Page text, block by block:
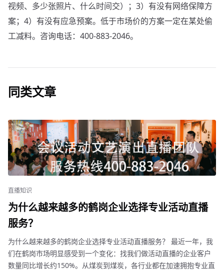
视频、多少张照片、什么时间交）；3）有没有网络保障方
案；4）有没有应急预案。低于市场价的方案一定在某处偷
工减料。咨询电话：400-883-2046。
同类文章
直播知识
为什么越来越多的鹤岗企业选择专业活动直播
服务？
为什么越来越多的鹤岗企业选择专业活动直播服务？ 最近一年，我
们在鹤岗市场明显感受到一个变化：找我们做活动直播的企业客户
数量同比增长约150%。从煤炭到煤炭，各行业都在加速拥抱专业直